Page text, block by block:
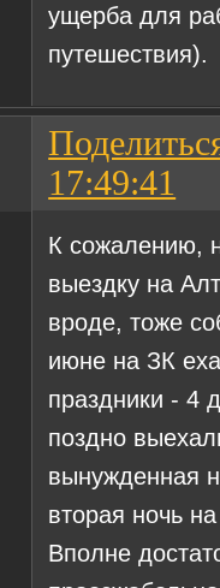
ущерба для
путешествия).
17:49:41
К сожалению,
выездку на
вроде, тоже
июне на ЗК
праздники - 4
поздно
вынужденная
вторая ночь
Вполне